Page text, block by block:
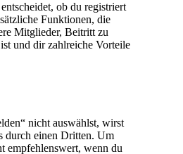
ob du registriert
Funktionen, die
Mitglieder, Beitritt zu
und dir zahlreiche Vorteile
nicht auswählst, wirst
durch einen Dritten. Um
empfehlenswert, wenn du